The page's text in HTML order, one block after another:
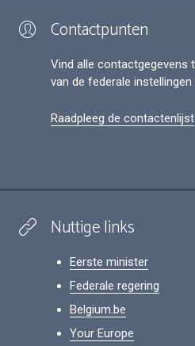
Contactpunten
Vind alle contactgegevens
van de federale instellingen
Raadpleeg de contactenlijst
Nuttige links
Eerste minister
Federale regering
Belgium.be
Your Europe